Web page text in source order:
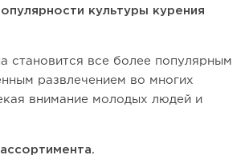
культуры курения
становится все более популярным
развлечением во многих
внимание молодых людей и